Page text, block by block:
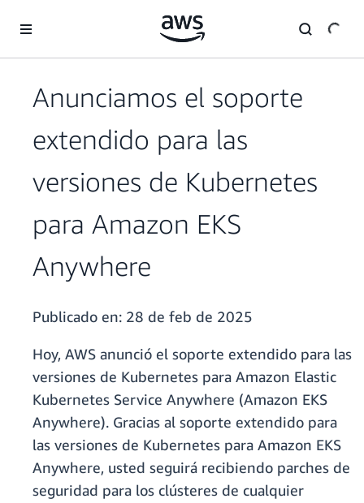
Anunciamos el soporte
extendido para las
versiones de Kubernetes
para Amazon EKS
Anywhere
Publicado en: 28 de feb de 2025
Hoy, AWS anunció el soporte extendido para las
versiones de Kubernetes para Amazon Elastic
Kubernetes Service Anywhere (Amazon EKS
Anywhere). Gracias al soporte extendido para
las versiones de Kubernetes para Amazon EKS
Anywhere, usted seguirá recibiendo parches de
seguridad para los clústeres de cualquier